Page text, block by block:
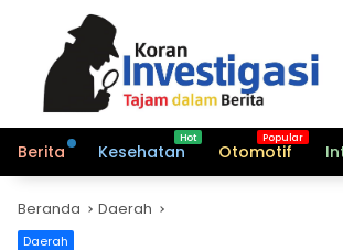
Berita Kesehatan Otomotif
Beranda Daerah
Daerah